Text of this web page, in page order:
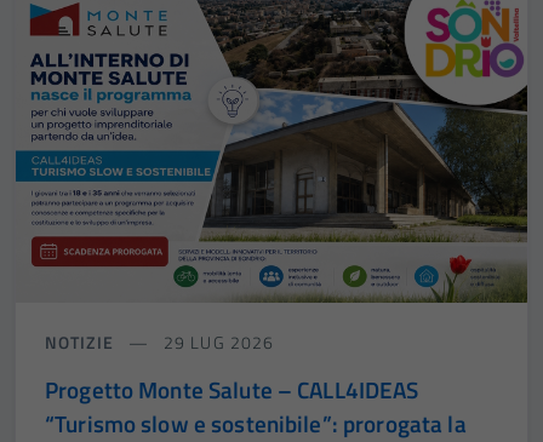
NOTIZIE 29 LUG 2026
Progetto Monte Salute – CALL4IDEAS
“Turismo slow e sostenibile”: prorogata la